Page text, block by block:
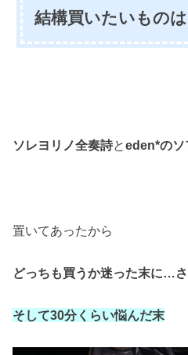
結構買いたいもの
ソレヨリノ全奏詩とeden*のソ
置いてあったから
どっちも買うか迷った末に…
そして30分くらい悩んだ末